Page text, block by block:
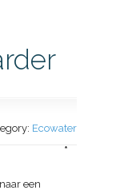
Ecowater
een
*